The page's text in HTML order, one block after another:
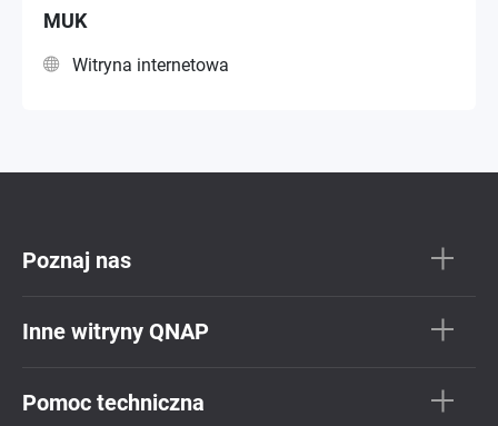
MUK
Witryna internetowa
Poznaj nas
Inne witryny QNAP
Pomoc techniczna